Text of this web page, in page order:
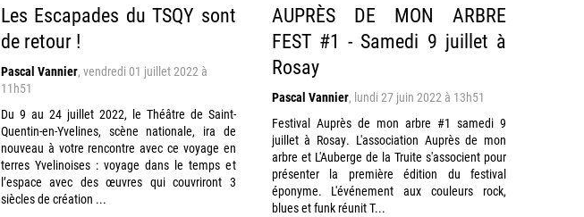
Les Escapades du TSQY sont
de retour !
Pascal Vannier, vendredi 01 juillet 2022 à
11h51
Du 9 au 24 juillet 2022, le Théâtre de Saint-
Quentin-en-Yvelines, scène nationale, ira de
nouveau à votre rencontre avec ce voyage en
terres Yvelinoises : voyage dans le temps et
l’espace avec des œuvres qui couvriront 3
siècles de création ...
AUPRÈS DE MON ARBRE
FEST #1 - Samedi 9 juillet à
Rosay
Pascal Vannier, lundi 27 juin 2022 à 13h51
Festival Auprès de mon arbre #1 samedi 9
juillet à Rosay. L'association Auprès de mon
arbre et L'Auberge de la Truite s'associent pour
présenter la première édition du festival
éponyme. L'événement aux couleurs rock,
blues et funk réunit T...